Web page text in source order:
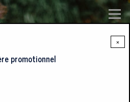
Menu
×
promotionnel